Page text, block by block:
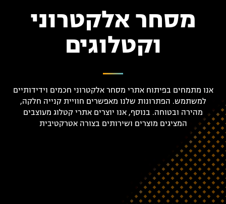
מסחר אלקטרוני
וקטלוגים
אנו מתמחים בפיתוח אתרי מסחר אלקטרוני חכמים וידידותיים
למשתמש. הפתרונות שלנו מאפשרים חוויית קנייה חלקה,
מהירה ובטוחה. בנוסף, אנו יוצרים אתרי קטלוג מעוצבים
המציגים מוצרים ושירותים בצורה אטרקטיבית